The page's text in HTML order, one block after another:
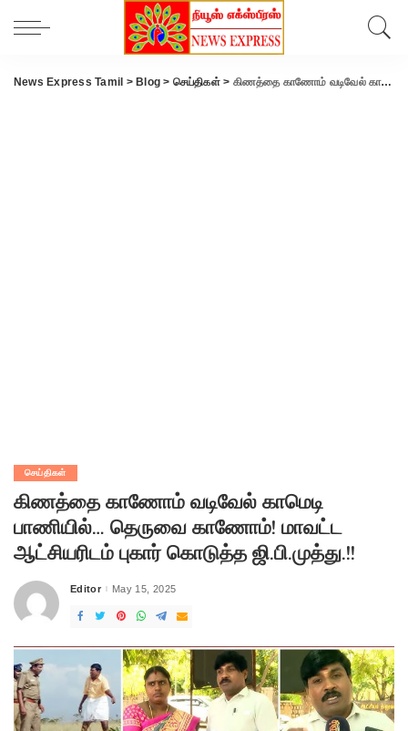
News Express Tamil > Blog > செய்திகள்> கிணத்தை காணோம் வடிவேல் காமெடி பாணியில்… தெருவை காணோம்! மாவட்ட ஆட்சியரிடம் புகார் கொடுத்த ஜி.பி.முத்து.!!
செய்திகள்
கிணத்தை காணோம் வடிவேல் காமெடி
பாணியில்… தெருவை காணோம்! மாவட்ட
ஆட்சியரிடம் புகார் கொடுத்த ஜி.பி.முத்து.!!
Posted
Editor May 15, 2025